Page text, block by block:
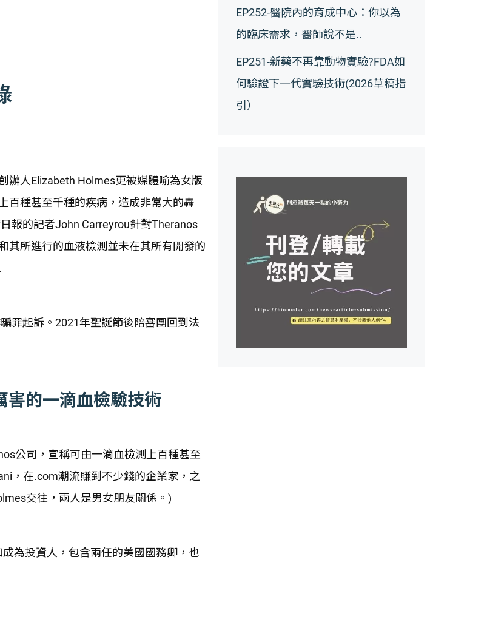
辦人Elizabeth Holmes更被媒體喻為女版
百種甚至千種的疾病，造成非常大的轟
報的記者John Carreyrou針對Theranos
其所進行的血液檢測並未在其所有開發的
罪起訴。2021年聖誕節後陪審團回到法
害的一滴血檢驗技術
公司，宣稱可由一滴血檢測上百種甚至
，在.com潮流賺到不少錢的企業家，之
交往，兩人是男女朋友關係。)
為投資人，包含兩任的美國國務卿，也
EP252-醫院內的育成中心：你以為
的臨床需求，醫師說不是..
EP251-新藥不再靠動物實驗?FDA如
何驗證下一代實驗技術(2026草稿指
引）